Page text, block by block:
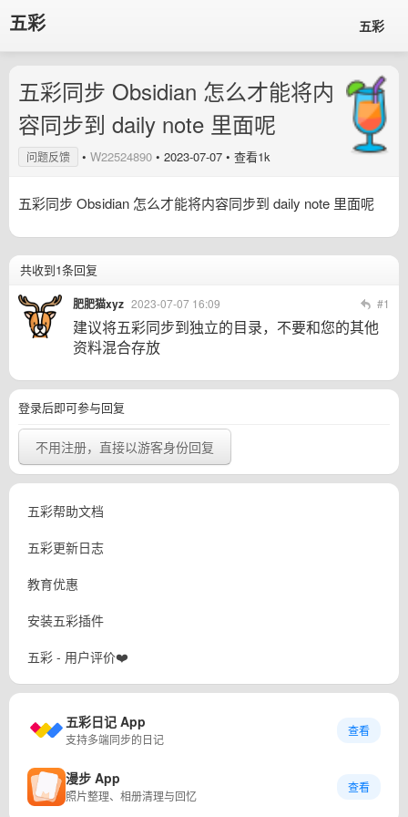
五彩 五彩
五彩同步 Obsidian 怎么才能将内
容同步到 daily note 里面呢
问题反馈 • W22524890 • 2023-07-07 • 查看1k
五彩同步 Obsidian 怎么才能将内容同步到 daily note 里面呢
共收到1条回复
肥肥猫xyz 2023-07-07 16:09 #1
建议将五彩同步到独立的目录，不要和您的其他
资料混合存放
登录后即可参与回复
不用注册，直接以游客身份回复
五彩帮助文档
五彩更新日志
教育优惠
安装五彩插件
五彩 - 用户评价❤️
五彩日记 App
支持多端同步的日记
查看
漫步 App
照片整理、相册清理与回忆
查看